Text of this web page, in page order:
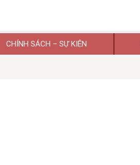
CHÍNH SÁCH – SỰ KIỆN